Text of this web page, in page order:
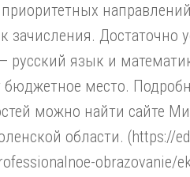
зачисления. Достаточно
русский язык и
бюджетное место.
можно найти сайте
области. (https://
obrazovanie/